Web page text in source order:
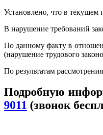
Установлено, что в текущем
В нарушение требований
По данному факту в
(нарушение трудового
По результатам
Подробную
9011 (звонок